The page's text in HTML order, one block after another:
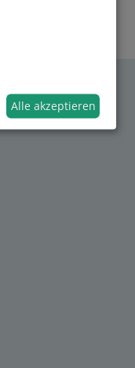
Alle akzeptieren